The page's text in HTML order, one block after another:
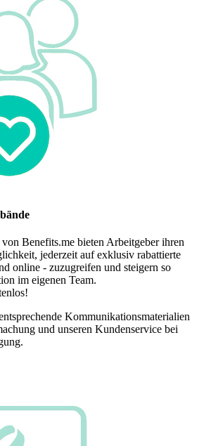
Benefits.me bieten Arbeitgeber ihren
jederzeit auf exklusiv rabattierte
online - zuzugreifen und steigern so
im eigenen Team.
Kommunikationsmaterialien
und unseren Kundenservice bei